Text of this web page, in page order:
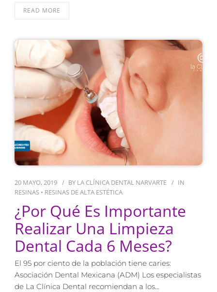
READ MORE
20 MAYO, 2019 BY LA CLÍNICA DENTAL NARVARTE
IN
RESINAS • RESINAS DE ALTA ESTÉTICA
¿Por Qué Es Importante
Realizar Una Limpieza
Dental Cada 6 Meses?
El 95 por ciento de la población tiene caries:
Asociación Dental Mexicana (ADM) Los especialistas
de La Clínica Dental recomiendan a los…